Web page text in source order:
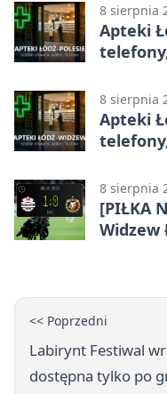
8 sierpnia
Apteki
8 sierpnia
Apteki
8 sierpnia
[PIŁKA
Widzew
<< Poprzedni
Labirynt Festiwal
dostępna tylko po